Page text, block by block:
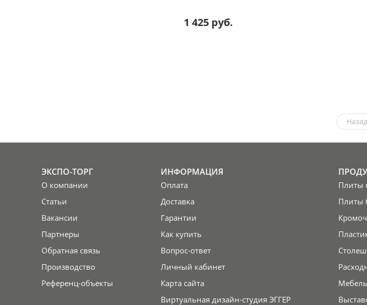
1 425 руб.
Назад
ЭКСПО-ТОРГ
О компании
Статьи
Вакансии
Партнеры
Обратная связь
Производство
Референц-объекты
ИНФОРМАЦИЯ
Оплата
Доставка
Гарантии
Как купить
Вопрос-ответ
Личный кабинет
Карта сайта
Виртуальная дизайн-студия ЭГГЕР
Плиты
Плиты